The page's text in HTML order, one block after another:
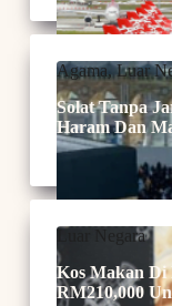
Agama,Luar
Solat Tanpa
Haram Dan
Luar Negara
Kos Makan Di
RM210,000